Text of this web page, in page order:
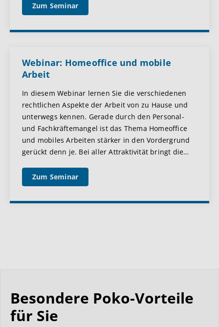
Zum Seminar
Webinar: Homeoffice und mobile
Arbeit
In diesem Webinar lernen Sie die verschiedenen
rechtlichen Aspekte der Arbeit von zu Hause und
unterwegs kennen. Gerade durch den Personal-
und Fachkräftemangel ist das Thema Homeoffice
und mobiles Arbeiten stärker in den Vordergrund
gerückt denn je. Bei aller Attraktivität bringt die…
Zum Seminar
Besondere Poko-Vorteile
für Sie